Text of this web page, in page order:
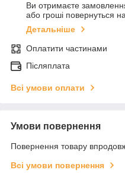
Ви отримаєте
або гроші повернуться
Детальніше
Оплатити частинами
Післяплата
Всі умови оплати
Умови повернення
Повернення товару
Всі умови повернення